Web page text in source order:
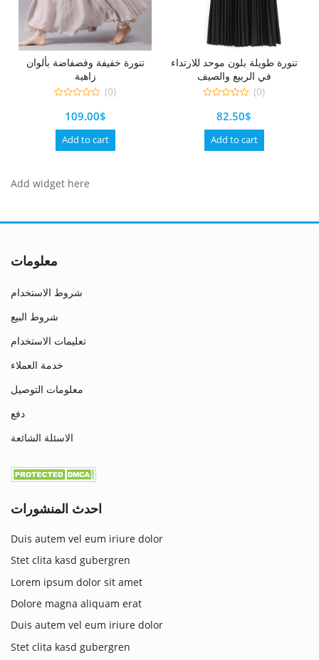
تنورة خفيفة وفضفاضة بألوان
زاهية
5
(0)
109.00$
Add to cart
تنورة طويلة بلون موحد للارتداء
في الربيع والصيف
5
(0)
82.50$
Add to cart
Add widget here
معلومات
شروط الاستخدام
شروط البيع
تعليمات الاستخدام
خدمة العملاء
معلومات التوصيل
دفع
الاسئلة الشائعة
احدث المنشورات
Duis autem vel eum iriure dolor
Stet clita kasd gubergren
Lorem ipsum dolor sit amet
Dolore magna aliquam erat
Duis autem vel eum iriure dolor
Stet clita kasd gubergren